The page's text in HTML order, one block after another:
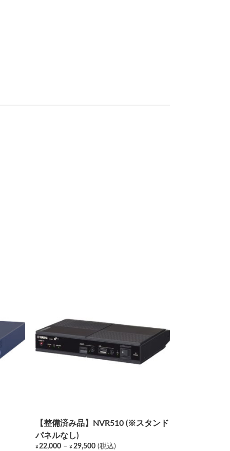
【整備済み品】NVR510 (※スタンド
パネルなし)
¥22,000 –¥ 29,500価(税込)